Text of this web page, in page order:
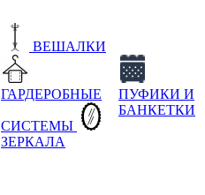
ВЕШАЛКИ
ГАРДЕРОБНЫЕ
СИСТЕМЫ
ЗЕРКАЛА
ПУФИКИ И
БАНКЕТКИ